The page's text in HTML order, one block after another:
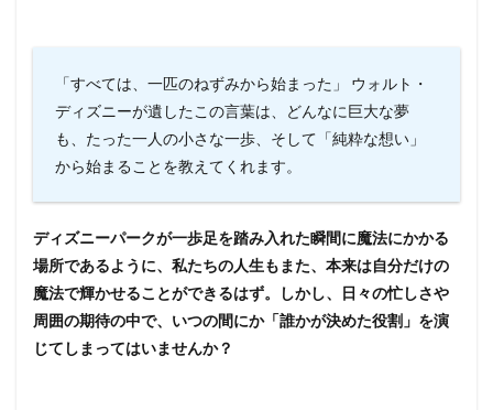
「すべては、一匹のねずみから始まった」 ウォルト・
ディズニーが遺したこの言葉は、どんなに巨大な夢
も、たった一人の小さな一歩、そして「純粋な想い」
から始まることを教えてくれます。
ディズニーパークが一歩足を踏み入れた瞬間に魔法にかかる
場所であるように、私たちの人生もまた、本来は自分だけの
魔法で輝かせることができるはず。しかし、日々の忙しさや
周囲の期待の中で、いつの間にか「誰かが決めた役割」を演
じてしまってはいませんか？